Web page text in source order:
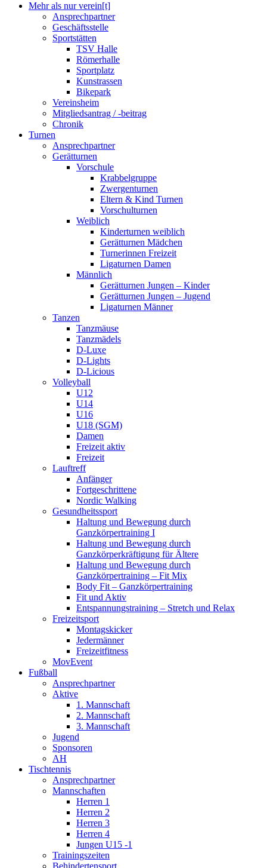
Mehr als nur verein[t]
Ansprechpartner
Geschäftsstelle
Sportstätten
TSV Halle
Römerhalle
Sportplatz
Kunstrassen
Bikepark
Vereinsheim
Mitgliedsantrag / -beitrag
Chronik
Turnen
Ansprechpartner
Gerätturnen
Vorschule
Krabbelgruppe
Zwergenturnen
Eltern & Kind Turnen
Vorschulturnen
Weiblich
Kinderturnen weiblich
Gerätturnen Mädchen
Turnerinnen Freizeit
Ligaturnen Damen
Männlich
Gerätturnen Jungen – Kinder
Gerätturnen Jungen – Jugend
Ligaturnen Männer
Tanzen
Tanzmäuse
Tanzmädels
D-Luxe
D-Lights
D-Licious
Volleyball
U12
U14
U16
U18 (SGM)
Damen
Freizeit aktiv
Freizeit
Lauftreff
Anfänger
Fortgeschrittene
Nordic Walking
Gesundheitssport
Haltung und Bewegung durch
Ganzkörpertraining I
Haltung und Bewegung durch
Ganzkörperkräftigung für Ältere
Haltung und Bewegung durch
Ganzkörpertraining – Fit Mix
Body Fit – Ganzkörpertraining
Fit und Aktiv
Entspannungstraining – Stretch und Relax
Freizeitsport
Montagskicker
Jedermänner
Freizeitfitness
MovEvent
Fußball
Ansprechpartner
Aktive
1. Mannschaft
2. Mannschaft
3. Mannschaft
Jugend
Sponsoren
AH
Tischtennis
Ansprechpartner
Mannschaften
Herren 1
Herren 2
Herren 3
Herren 4
Jungen U15 -1
Trainingszeiten
Behindertensport